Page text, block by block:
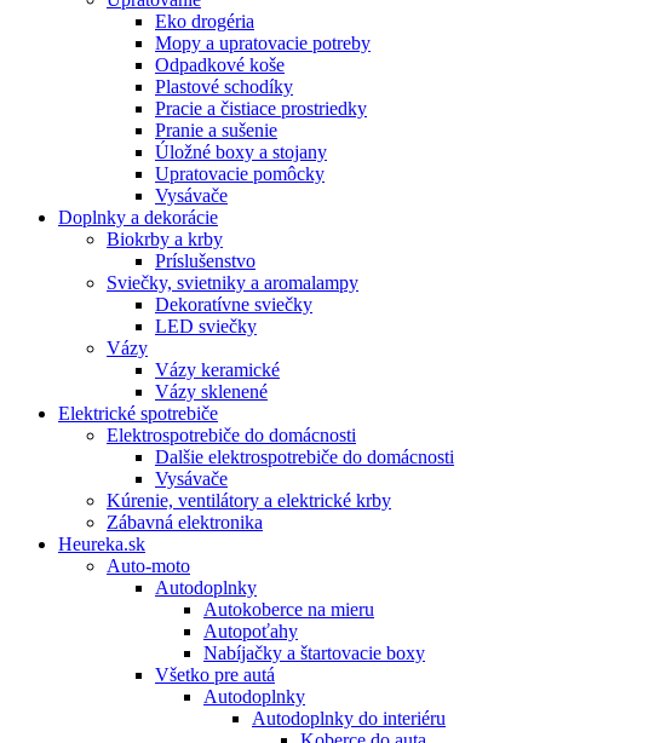
Eko drogéria
Mopy a upratovacie potreby
Odpadkové koše
Plastové schodíky
Pracie a čistiace prostriedky
Pranie a sušenie
Úložné boxy a stojany
Upratovacie pomôcky
Vysávače
Doplnky a dekorácie
Biokrby a krby
Príslušenstvo
Sviečky, svietniky a aromalampy
Dekoratívne sviečky
LED sviečky
Vázy
Vázy keramické
Vázy sklenené
Elektrické spotrebiče
Elektrospotrebiče do domácnosti
Dalšie elektrospotrebiče do domácnosti
Vysávače
Kúrenie, ventilátory a elektrické krby
Zábavná elektronika
Heureka.sk
Auto-moto
Autodoplnky
Autokoberce na mieru
Autopoťahy
Nabíjačky a štartovacie boxy
Všetko pre autá
Autodoplnky
Autodoplnky do interiéru